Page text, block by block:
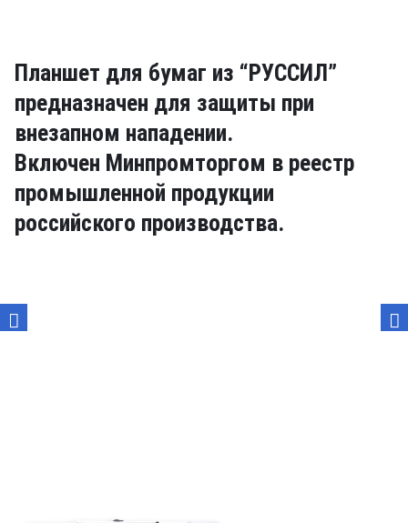
Планшет для бумаг из “РУССИЛ”
предназначен для защиты при
внезапном нападении.
Включен Минпромторгом в реестр
промышленной продукции
российского производства.